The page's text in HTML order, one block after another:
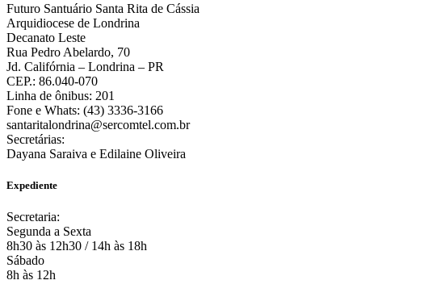
Futuro Santuário Santa Rita de Cássia
Arquidiocese de Londrina
Decanato Leste
Rua Pedro Abelardo, 70
Jd. Califórnia – Londrina – PR
CEP.: 86.040-070
Linha de ônibus: 201
Fone e Whats: (43) 3336-3166
santaritalondrina@sercomtel.com.br
Secretárias:
Dayana Saraiva e Edilaine Oliveira
Expediente
Secretaria:
Segunda a Sexta
8h30 às 12h30 / 14h às 18h
Sábado
8h às 12h